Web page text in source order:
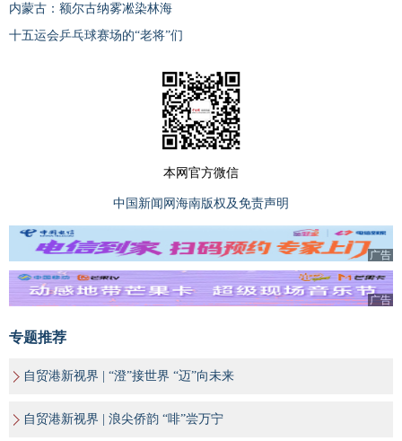
内蒙古：额尔古纳雾凇染林海
十五运会乒乓球赛场的“老将”们
本网官方微信
中国新闻网海南版权及免责声明
广告
广告
专题推荐
自贸港新视界 | “澄”接世界 “迈”向未来
自贸港新视界 | 浪尖侨韵 “啡”尝万宁